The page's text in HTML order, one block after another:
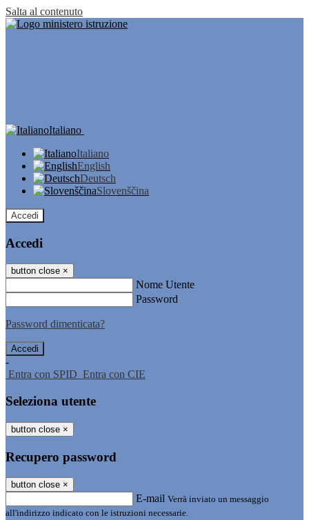
Salta al contenuto
Italiano
Italiano
English
Deutsch
Slovenščina
Accedi
Accedi
button close ×
Nome Utente
Password
Password dimenticata?
-
Entra con SPID Entra con CIE
Seleziona utente
button close ×
Recupero password
button close ×
E-mail Verrà inviato un messaggio
all'indirizzo indicato con le istruzioni necessarie.